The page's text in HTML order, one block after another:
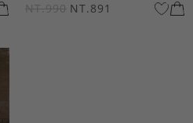
NT.990 NT.891